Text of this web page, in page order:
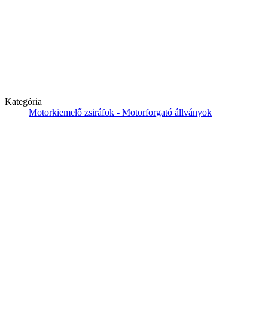
Kategória
Motorkiemelő zsiráfok - Motorforgató állványok